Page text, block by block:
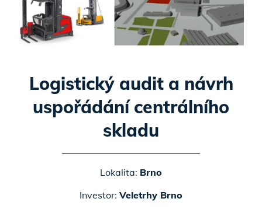
Logistický audit a návrh
uspořádání centrálního
skladu
Lokalita: Brno
Investor: Veletrhy Brno